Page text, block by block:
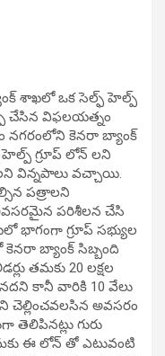
శాఖలో ఒక సెల్ఫ్ హెల్ప్
చేసిన విఫలయత్నం
నగరంలోని కెనరా బ్యాంక్
హెల్ప్ గ్రూప్ లోన్ లని
విన్నపాలు వచ్చాయి.
పత్రాలని
పరిశీలన చేసి
భాగంగా గ్రూప్ సభ్యుల
బ్యాంక్ సిబ్బంది
తమకు 20 లక్షల
కానీ వారికి 10 వేలు
చెల్లించవలసిన అవసరం
తెలిపినట్లు గురు
ఈ లోన్ తో ఎటువంటి